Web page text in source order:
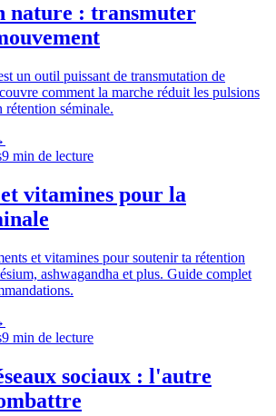
nature : transmuter
un outil puissant de transmutation de
comment la marche réduit les pulsions
séminale.
9 min de lecture
vitamines pour la
et vitamines pour soutenir ta rétention
ashwagandha et plus. Guide complet
9 min de lecture
sociaux : l'autre